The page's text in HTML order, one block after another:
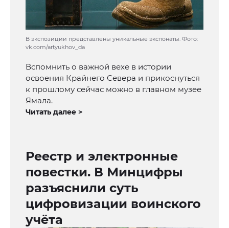
В экспозиции представлены уникальные экспонаты. Фото:
vk.com/artyukhov_da
Вспомнить о важной вехе в истории
освоения Крайнего Севера и прикоснуться
к прошлому сейчас можно в главном музее
Ямала.
Читать далее >
Реестр и электронные
повестки. В Минцифры
разъяснили суть
цифровизации воинского
учёта